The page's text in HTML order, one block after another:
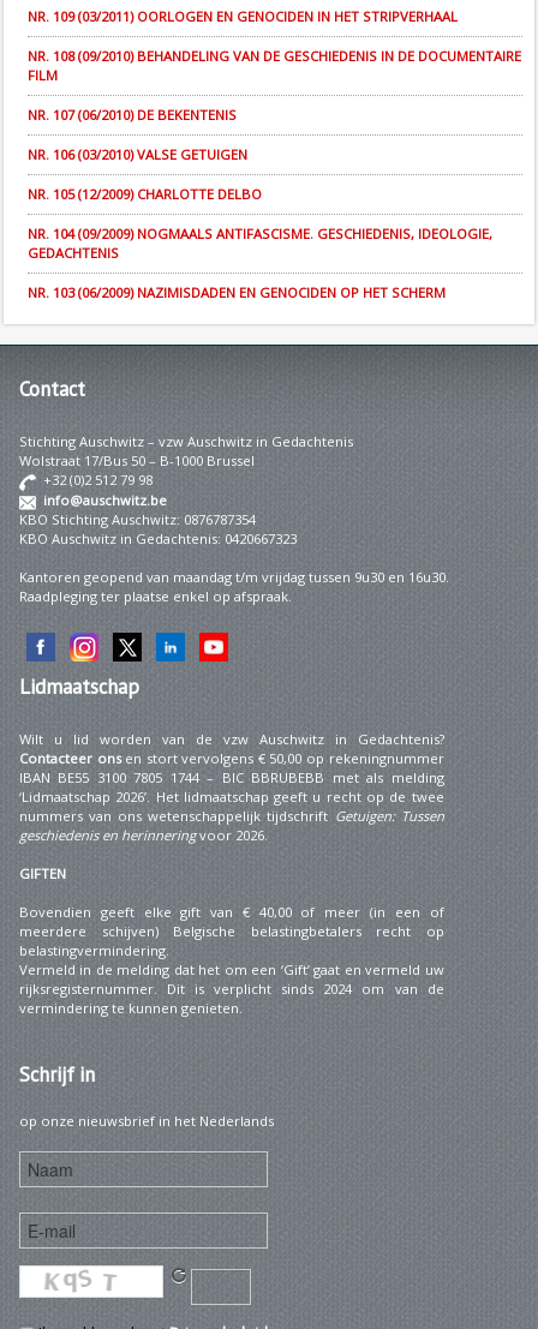
NR. 109 (03/2011) OORLOGEN EN GENOCIDEN IN HET STRIPVERHAAL
NR. 108 (09/2010) BEHANDELING VAN DE GESCHIEDENIS IN DE DOCUMENTAIRE
FILM
NR. 107 (06/2010) DE BEKENTENIS
NR. 106 (03/2010) VALSE GETUIGEN
NR. 105 (12/2009) CHARLOTTE DELBO
NR. 104 (09/2009) NOGMAALS ANTIFASCISME. GESCHIEDENIS, IDEOLOGIE,
GEDACHTENIS
NR. 103 (06/2009) NAZIMISDADEN EN GENOCIDEN OP HET SCHERM
Contact
Stichting Auschwitz – vzw Auschwitz in Gedachtenis
Wolstraat 17/Bus 50 – B-1000 Brussel
+32 (0)2 512 79 98
info@auschwitz.be
KBO Stichting Auschwitz: 0876787354
KBO Auschwitz in Gedachtenis: 0420667323
Kantoren geopend van maandag t/m vrijdag tussen 9u30 en 16u30.
Raadpleging ter plaatse enkel op afspraak.
Lidmaatschap
Wilt u lid worden van de vzw Auschwitz in Gedachtenis?
Contacteer onsen stort vervolgens € 50,00 op rekeningnummer
IBAN BE55 3100 7805 1744 – BIC BBRUBEBB met als melding
‘Lidmaatschap 2026’. Het lidmaatschap geeft u recht op de twee
nummers van ons wetenschappelijk tijdschrift Getuigen: Tussen
geschiedenis en herinneringvoor 2026.
GIFTEN
Bovendien geeft elke gift van € 40,00 of meer (in een of
meerdere schijven) Belgische belastingbetalers recht op
belastingvermindering.
Vermeld in de melding dat het om een ‘Gift’ gaat en vermeld uw
rijksregisternummer. Dit is verplicht sinds 2024 om van de
vermindering te kunnen genieten.
Schrijfin
op onze nieuwsbrief in het Nederlands